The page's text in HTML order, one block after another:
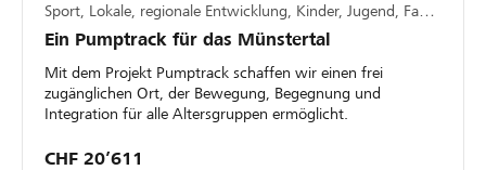
Sport, Lokale, regionale Entwicklung, Kinder, Jugend, Familie
Ein Pumptrack für das Münstertal
Mit dem Projekt Pumptrack schaffen wir einen frei
zugänglichen Ort, der Bewegung, Begegnung und
Integration für alle Altersgruppen ermöglicht.
CHF 20’611